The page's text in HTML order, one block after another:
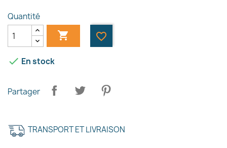
Quantité
 favorite_border
 En stock
Partager
TRANSPORT ET LIVRAISON